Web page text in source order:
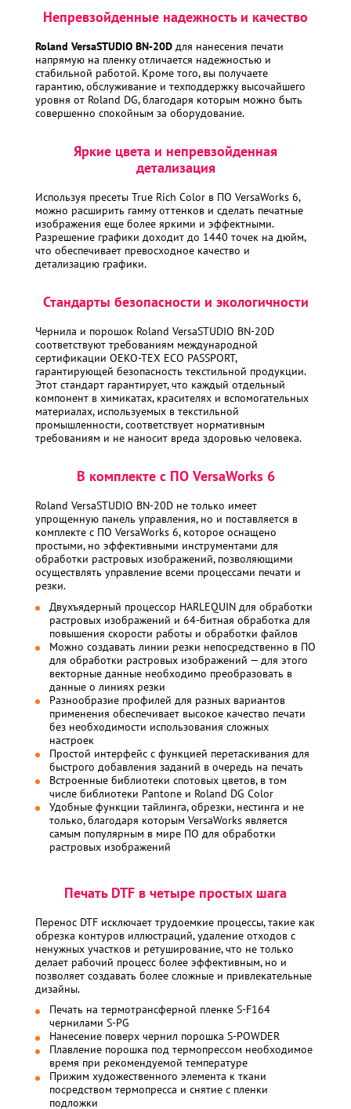
Непревзойденные надежность и качество
Roland VersaSTUDIO BN-20D для нанесения печати
напрямую на пленку отличается надежностью и
стабильной работой. Кроме того, вы получаете
гарантию, обслуживание и техподдержку высочайшего
уровня от Roland DG, благодаря которым можно быть
совершенно спокойным за оборудование.
Яркие цвета и непревзойденная
детализация
Используя пресеты True Rich Color в ПО VersaWorks 6,
можно расширить гамму оттенков и сделать печатные
изображения еще более яркими и эффектными.
Разрешение графики доходит до 1440 точек на дюйм,
что обеспечивает превосходное качество и
детализацию графики.
Стандарты безопасности и экологичности
Чернила и порошок Roland VersaSTUDIO BN-20D
соответствуют требованиям международной
сертификации OEKO-TEX ECO PASSPORT,
гарантирующей безопасность текстильной продукции.
Этот стандарт гарантирует, что каждый отдельный
компонент в химикатах, красителях и вспомогательных
материалах, используемых в текстильной
промышленности, соответствует нормативным
требованиям и не наносит вреда здоровью человека.
В комплекте с ПО VersaWorks 6
Roland VersaSTUDIO BN-20D не только имеет
упрощенную панель управления, но и поставляется в
комплекте с ПО VersaWorks 6, которое оснащено
простыми, но эффективными инструментами для
обработки растровых изображений, позволяющими
осуществлять управление всеми процессами печати и
резки.
Двухъядерный процессор HARLEQUIN для обработки
растровых изображений и 64-битная обработка для
повышения скорости работы и обработки файлов
Можно создавать линии резки непосредственно в ПО
для обработки растровых изображений — для этого
векторные данные необходимо преобразовать в
данные о линиях резки
Разнообразие профилей для разных вариантов
применения обеспечивает высокое качество печати
без необходимости использования сложных
настроек
Простой интерфейс с функцией перетаскивания для
быстрого добавления заданий в очередь на печать
Встроенные библиотеки спотовых цветов, в том
числе библиотеки Pantone и Roland DG Color
Удобные функции тайлинга, обрезки, нестинга и не
только, благодаря которым VersaWorks является
самым популярным в мире ПО для обработки
растровых изображений
Печать DTF в четыре простых шага
Перенос DTF исключает трудоемкие процессы, такие как
обрезка контуров иллюстраций, удаление отходов с
ненужных участков и ретуширование, что не только
делает рабочий процесс более эффективным, но и
позволяет создавать более сложные и привлекательные
дизайны.
Печать на термотрансферной пленке S-F164
чернилами S-PG
Нанесение поверх чернил порошка S-POWDER
Плавление порошка под термопрессом необходимое
время при рекомендуемой температуре
Прижим художественного элемента к ткани
посредством термопресса и снятие с пленки
подложки